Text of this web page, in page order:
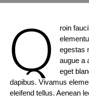
Q
roin
egestas
augue a
eget
dapibus. Vivamus
eleifend tellus. Aenean